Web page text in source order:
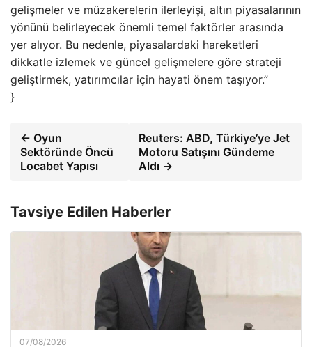
gelişmeler ve müzakerelerin ilerleyişi, altın piyasalarının
yönünü belirleyecek önemli temel faktörler arasında
yer alıyor. Bu nedenle, piyasalardaki hareketleri
dikkatle izlemek ve güncel gelişmelere göre strateji
geliştirmek, yatırımcılar için hayati önem taşıyor.”
}
← Oyun
Sektöründe Öncü
Locabet Yapısı
Reuters: ABD, Türkiye’ye Jet
Motoru Satışını Gündeme
Aldı →
Tavsiye Edilen Haberler
07/08/2026